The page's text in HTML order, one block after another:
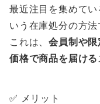
最近注目を集めて
いう在庫処分の方法
これは、会員制や
価格で商品を届ける
✅ メリット